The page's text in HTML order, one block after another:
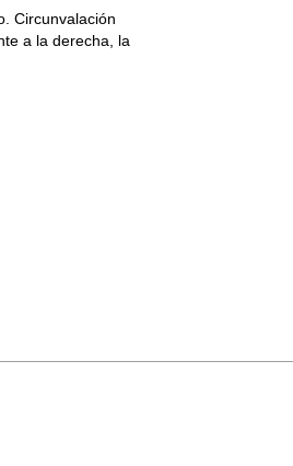
Circunvalación
a la derecha, la